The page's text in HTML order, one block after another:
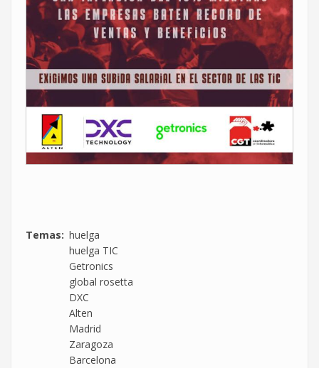
Temas
huelga
huelga TIC
Getronics
global rosetta
DXC
Alten
Madrid
Zaragoza
Barcelona